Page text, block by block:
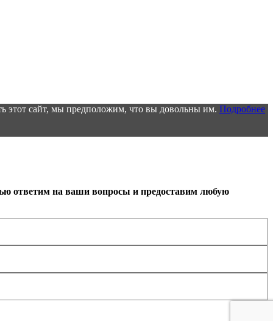
этот сайт, мы предположим, что вы довольны им. Подробнее
ответим на ваши вопросы и предоставим любую